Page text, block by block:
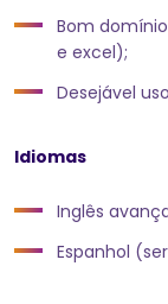
Bom
e excel);
Desejável
Idiomas
Inglês
Espanhol